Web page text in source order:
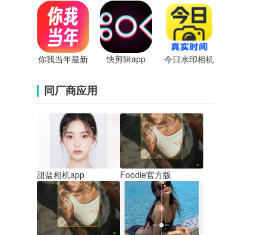
你我当年最新
快剪辑app
今日水印相机
同厂商应用
甜盐相机app Foodie官方版